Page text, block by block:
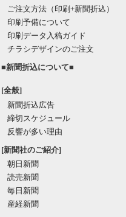
ご注文方法（印刷+新聞折込）
印刷予備について
印刷データ入稿ガイド
チラシデザインのご注文
■新聞折込について■
[全般]
新聞折込広告
締切スケジュール
反響が多い理由
[新聞社のご紹介]
朝日新聞
読売新聞
毎日新聞
産経新聞